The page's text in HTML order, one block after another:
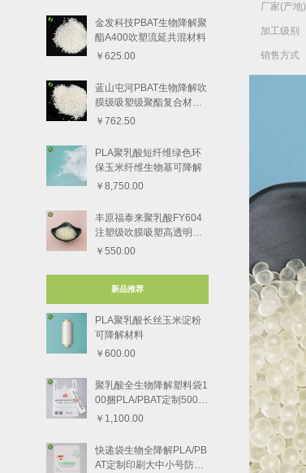
金发科技PBAT生物降解聚
酯A400吹塑流延共混材料
￥625.00
蓝山屯河PBAT生物降解吹
膜级吸塑级聚酯复合材料8
801-1
￥762.50
PLA聚乳酸短纤维绿色环
保玉米纤维生物基可降解
￥8,750.00
丰原福泰来聚乳酸FY604
注塑级吹膜吸塑高透明度
树脂颗粒
￥550.00
新品推荐
PLA聚乳酸长丝玉米淀粉
可降解材料
￥600.00
聚乳酸全生物降解塑料袋1
00捆PLA/PBAT定制5000
个
￥1,100.00
快递袋生物全降解PLA/PB
AT定制印刷大中小号防水
厂家(产地)
加工级别
销售方式